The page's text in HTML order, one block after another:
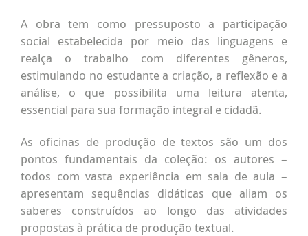
A obra tem como pressuposto a participação
social estabelecida por meio das linguagens e
realça o trabalho com diferentes gêneros,
estimulando no estudante a criação, a reflexão e a
análise, o que possibilita uma leitura atenta,
essencial para sua formação integral e cidadã.
As oficinas de produção de textos são um dos
pontos fundamentais da coleção: os autores –
todos com vasta experiência em sala de aula –
apresentam sequências didáticas que aliam os
saberes construídos ao longo das atividades
propostas à prática de produção textual.